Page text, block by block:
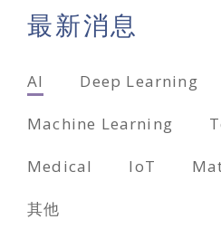
最新消息
AI Deep Learning
Machine Learning
Medical IoT
其他